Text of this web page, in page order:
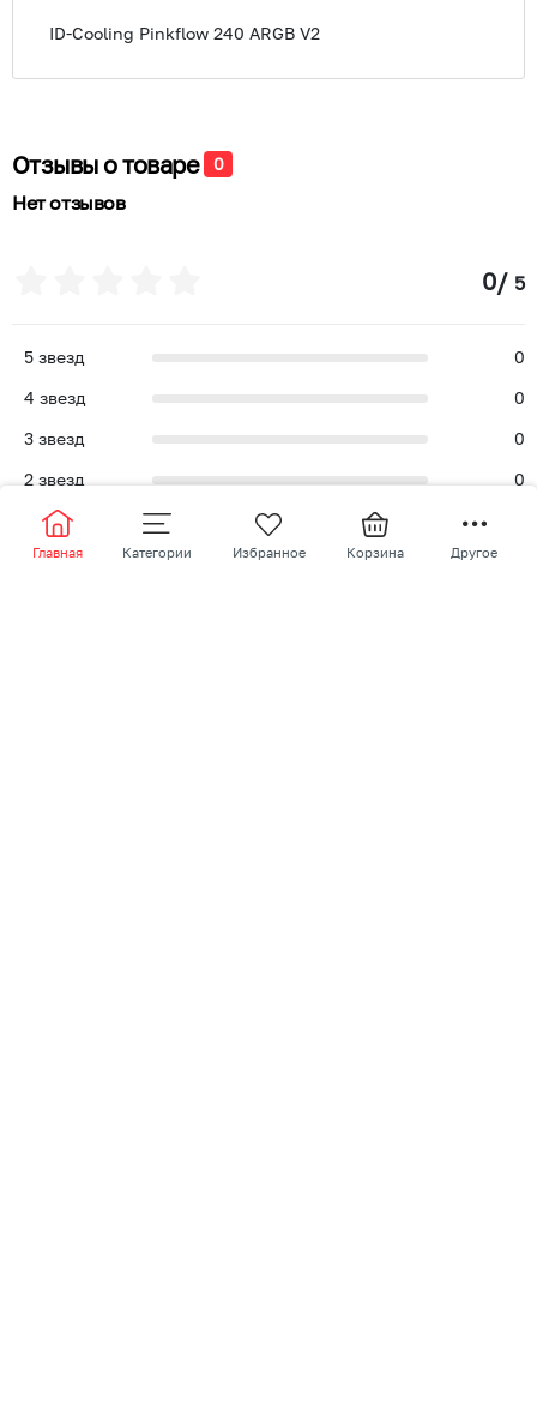
ID-Cooling Pinkflow 240 ARGB V2
Отзывы о товаре 0
Нет отзывов
0/ 5
5 звезд
0
4 звезд
0
3 звезд
0
2 звезд
0
звезд
Главная Категории Избранное Корзина Другое